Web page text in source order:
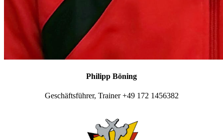
Philipp Böning
Geschäftsführer, Trainer +49 172 1456382